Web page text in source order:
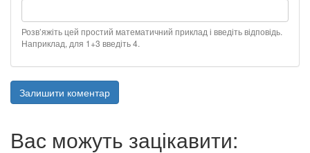
Розв’яжіть цей простий математичний приклад і введіть відповідь.
Наприклад, для 1+3 введіть 4.
Залишити коментар
Вас можуть зацікавити: